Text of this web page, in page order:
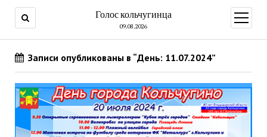
Голос кольчугинца
09.08.2026
меню
Записи опубликованы в “День: 11.07.2024”